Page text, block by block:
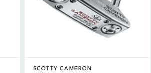
SCOTTY CAMERON